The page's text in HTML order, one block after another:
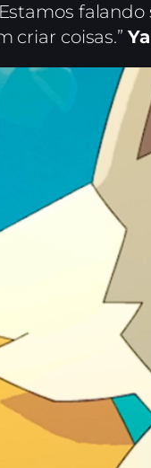
falando
criar coisas.”